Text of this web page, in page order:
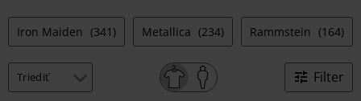
Iron Maiden (341) Metallica (234) Rammstein (164)
Filter